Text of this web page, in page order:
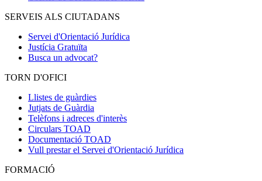
SERVEIS ALS CIUTADANS
Servei d'Orientació Jurídica
Justícia Gratuïta
Busca un advocat?
TORN D'OFICI
Llistes de guàrdies
Jutjats de Guàrdia
Telèfons i adreces d'interès
Circulars TOAD
Documentació TOAD
Vull prestar el Servei d'Orientació Jurídica
FORMACIÓ